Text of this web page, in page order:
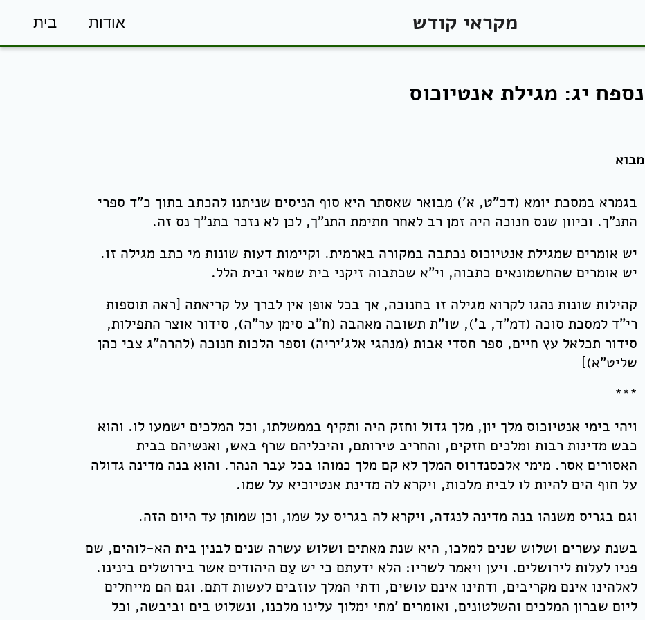
מקראי קודש אודות בית
נספח יג: מגילת אנטיוכוס
מבוא
בגמרא במסכת יומא (דכ"ט, א') מבואר שאסתר היא סוף הניסים שניתנו להכתב בתוך כ"ד ספרי
התנ"ך. וכיוון שנס חנוכה היה זמן רב לאחר חתימת התנ"ך, לכן לא נזכר בתנ"ך נס זה.
יש אומרים שמגילת אנטיוכוס נכתבה במקורה בארמית. וקיימות דעות שונות מי כתב מגילה זו.
יש אומרים שהחשמונאים כתבוה, וי"א שכתבוה זיקני בית שמאי ובית הלל.
קהילות שונות נהגו לקרוא מגילה זו בחנוכה, אך בכל אופן אין לברך על קריאתה [ראה תוספות
רי"ד למסכת סוכה (דמ"ד, ב'), שו"ת תשובה מאהבה (ח"ב סימן ער"ה), סידור אוצר התפילות,
סידור תכלאל עץ חיים, ספר חסדי אבות (מנהגי אלג'יריה) וספר הלכות חנוכה (להרה"ג צבי כהן
שליט"א)]
***
ויהי בימי אנטיוכוס מלך יון, מלך גדול וחזק היה ותקיף בממשלתו, וכל המלכים ישמעו לו. והוא
כבש מדינות רבות ומלכים חזקים, והחריב טירותם, והיכליהם שרף באש, ואנשיהם בבית
האסורים אסר. מימי אלכסנדרוס המלך לא קם מלך כמוהו בכל עבר הנהר. והוא בנה מדינה גדולה
על חוף הים להיות לו לבית מלכות, ויקרא לה מדינת אנטיוכיא על שמו.
וגם בגריס משנהו בנה מדינה לנגדה, ויקרא לה בגריס על שמו, וכן שמותן עד היום הזה.
בשנת עשרים ושלוש שנים למלכו, היא שנת מאתים ושלוש עשרה שנים לבנין בית הא-לוהים, שם
פניו לעלות לירושלים. ויען ויאמר לשריו: הלא ידעתם כי יש עַם היהודים אשר בירושלים בינינו.
לאלהינו אינם מקריבים, ודתינו אינם עושים, ודתי המלך עוזבים לעשות דתם. וגם הם מייחלים
ליום שברון המלכים והשלטונים, ואומרים 'מתי ימלוך עלינו מלכנו, ונשלוט בים וביבשה, וכל